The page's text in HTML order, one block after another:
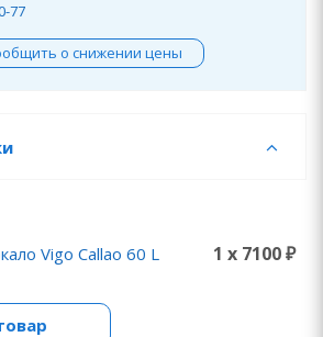
77
о снижении цены
Vigo Callao 60 L 1 x 7100 ₽